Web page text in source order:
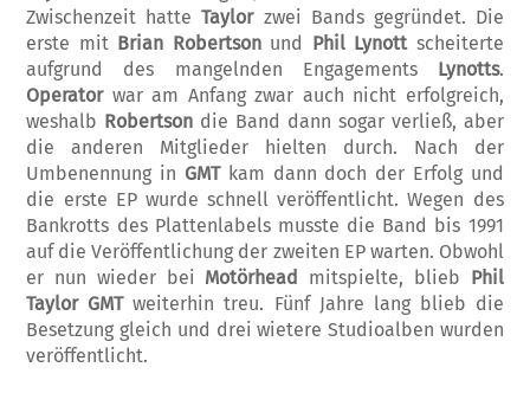
Zwischen­zeit hatteTaylorzwei Bands gegründet. Die
erste mit Brian Robertsonund Phil Lynottscheiterte
aufgrund des mangelnden Engage­mentsLynotts.
Operatorwar am Anfang zwar auch nicht erfolgreich,
weshalb Rob­ert­son die Band dann sogar verließ, aber
die anderen Mitglieder hielten durch. Nach der
Umbenennung in GMTkam dann doch der Erfolg und
die erste EP wurde schnell veröf­fentlicht. Wegen des
Bankrotts des Platten­labels musste die Band bis 1991
auf die Ver­öffentlichung der zweiten EP warten. Obwohl
er nun wieder bei Motörhead mitspielte, blieb Phil
Taylor GMTweiterhin treu. Fünf Jahre lang blieb die
Besetzung gleich und drei wie­tere Studioalben wurden
veröffentlicht.